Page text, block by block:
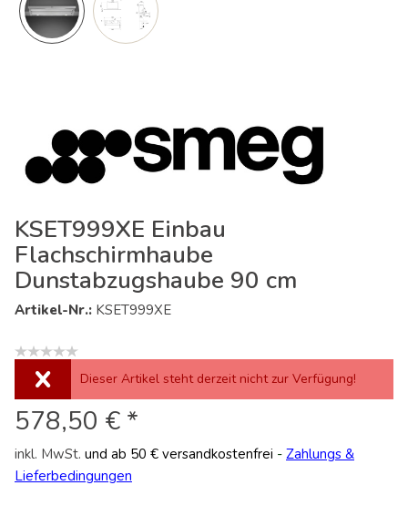
KSET999XE Einbau
Flachschirmhaube
Dunstabzugshaube 90 cm
Artikel-Nr.: KSET999XE
Dieser Artikel steht derzeit nicht zur Verfügung!
578,50 € *
inkl. MwSt. und ab 50 € versandkostenfrei - Zahlungs &
Lieferbedingungen